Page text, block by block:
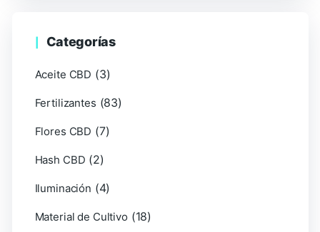
Categorías
Aceite CBD (3)
Fertilizantes (83)
Flores CBD (7)
Hash CBD (2)
Iluminación (4)
Material de Cultivo (18)